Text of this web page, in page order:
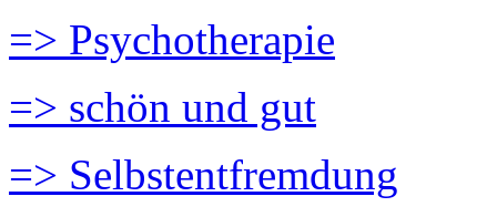
=> Psychotherapie
=> schön und gut
=> Selbstentfremdung